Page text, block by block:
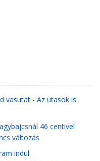
vasutat - Az utasok is
46 centivel
változás
indul